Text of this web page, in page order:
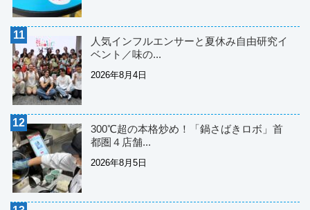
人気インフルエンサーと夏休み自由研究イ
ベント／味の...
2026年8月4日
300℃超の本格炒め！「鍋さばきロボ」首
都圏４店舗...
2026年8月5日